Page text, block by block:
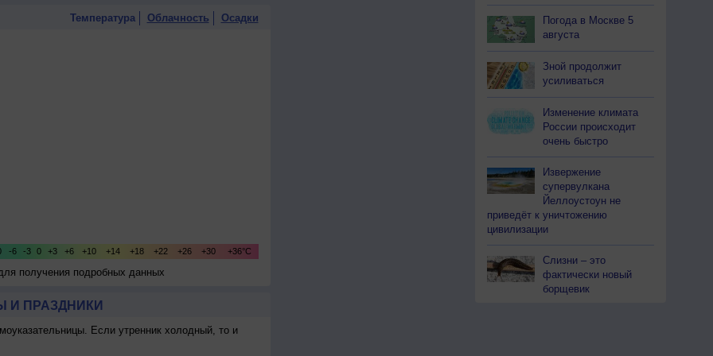
Температура Облачность Осадки
получения подробных данных
И ПРАЗДНИКИ
Если утренник холодный, то и
Погода в Москве 5
августа
Зной продолжит
усиливаться
Изменение климата
России происходит
очень быстро
Извержение
супервулкана
Йеллоустоун не
приведёт к уничтожению
цивилизации
Слизни – это
фактически новый
борщевик